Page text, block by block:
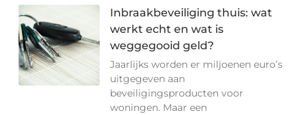
Inbraakbeveiliging thuis: wat
werkt echt en wat is
weggegooid geld?
Jaarlijks worden er miljoenen euro’s
uitgegeven aan
beveiligingsproducten voor
woningen. Maar een